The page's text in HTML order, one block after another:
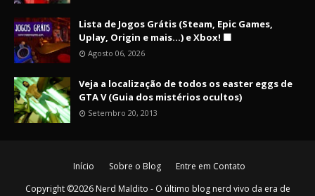
Lista de Jogos Grátis (Steam, Epic Games,
Uplay, Origin e mais...) e Xbox! 🟩
Agosto 06, 2026
Veja a localização de todos os easter eggs de
GTA V (Guia dos mistérios ocultos)
Setembro 20, 2013
Início Sobre o Blog
Entre em Contato
Copyright ©2026 Nerd Maldito - O último blog nerd vivo da era de